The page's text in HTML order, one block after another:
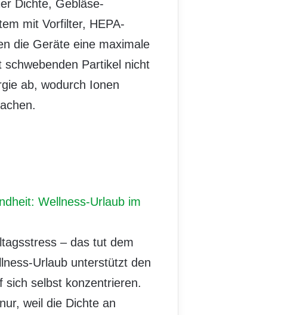
Dichte, Gebläse-
mit Vorfilter, HEPA-
die Geräte eine maximale
Partikel nicht
ab, wodurch Ionen
Wellness-Urlaub im
– das tut dem
Urlaub unterstützt den
sich selbst konzentrieren.
weil die Dichte an